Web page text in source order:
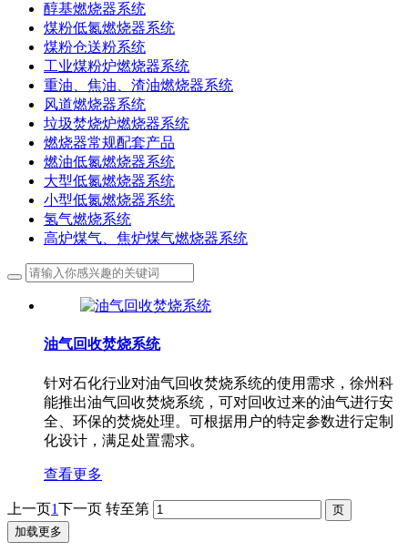
醇基燃烧器系统
煤粉低氮燃烧器系统
煤粉仓送粉系统
工业煤粉炉燃烧器系统
重油、焦油、渣油燃烧器系统
风道燃烧器系统
垃圾焚烧炉燃烧器系统
燃烧器常规配套产品
燃油低氮燃烧器系统
大型低氮燃烧器系统
小型低氮燃烧器系统
氢气燃烧系统
高炉煤气、焦炉煤气燃烧器系统
油气回收焚烧系统
针对石化行业对油气回收焚烧系统的使用需求，徐州科
能推出油气回收焚烧系统，可对回收过来的油气进行安
全、环保的焚烧处理。可根据用户的特定参数进行定制
化设计，满足处置需求。
查看更多
上一页1下一页 转至第
加载更多